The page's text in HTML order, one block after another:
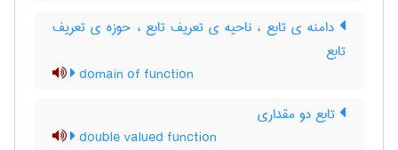
دامنه ی تابع ، ناحیه ی تعریف تابع ، حوزه ی تعریف
تابع
domain of function
تابع دو مقداری
double valued function